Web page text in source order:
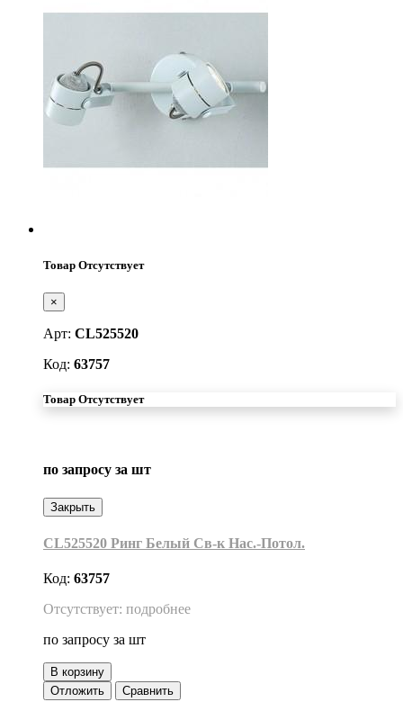
Товар Отсутствует
×
Арт: CL525520
Код: 63757
Товар Отсутствует
по запросу за шт
Закрыть
CL525520 Ринг Белый Св-к Нас.-Потол.
Код: 63757
Отсутствует: подробнее
по запросу за шт
В корзину
Отложить
Сравнить